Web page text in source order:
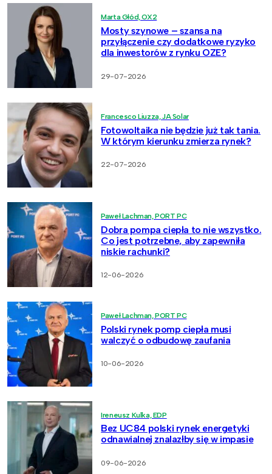
Marta Głód, OX2
Mosty szynowe – szansa na
przyłączenie czy dodatkowe ryzyko
dla inwestorów z rynku OZE?
29-07-2026
Francesco Liuzza, JA Solar
Fotowoltaika nie będzie już tak tania.
W którym kierunku zmierza rynek?
22-07-2026
Paweł Lachman, PORT PC
Dobra pompa ciepła to nie wszystko.
Co jest potrzebne, aby zapewniła
niskie rachunki?
12-06-2026
Paweł Lachman, PORT PC
Polski rynek pomp ciepła musi
walczyć o odbudowę zaufania
10-06-2026
Ireneusz Kulka, EDP
Bez UC84 polski rynek energetyki
odnawialnej znalazłby się w impasie
09-06-2026